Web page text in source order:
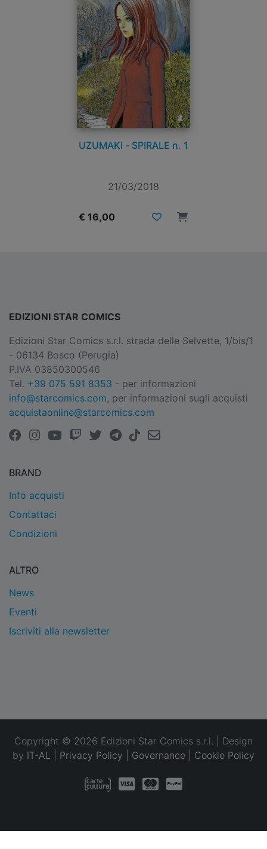
UZUMAKI - SPIRALE n. 1
21/03/2018
€ 16,00
EDIZIONI STAR COMICS
Edizioni Star Comics s.r.l. strada delle Selvette, 1/bis/1
- 06134 Bosco (Perugia)
P.IVA 03850300546
Tel. +39 075 591 8353 - per informazioni
info@starcomics.com, per informazioni sugli acquisti
acquistaonline@starcomics.com
BRAND
Info acquisti
Contattaci
Condizioni
ALTRO
News
Eventi
Iscriviti alla newsletter
Copyright © 2026 Edizioni Star Comics s.r.l. | Design
by IT-AL Privacy Policy Governance Cookie Policy